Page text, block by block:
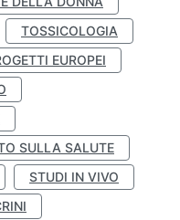
TOSSICOLOGIA
EUROPEI
SULLA SALUTE
STUDI IN VIVO